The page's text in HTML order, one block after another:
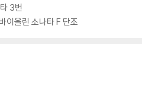
3번
이올린 소나타 F 단조